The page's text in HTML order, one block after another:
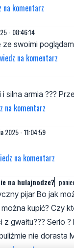
na komentarz
- 08:46:14
swoimi
na komentarz
silna armia ???
na komentarz
2025 - 11:04:59
na komentarz
na hulajnodze?
pijar Bo jak
kupić? Czy
gwałtu??? Serio
nie dorasta